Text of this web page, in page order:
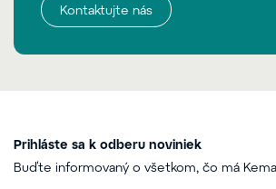
Kontaktujte nás
Prihláste sa k odberu noviniek
Buďte informovaný o všetkom, čo má